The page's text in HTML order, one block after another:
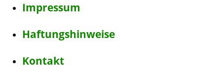
Impressum
Haftungshinweise
Kontakt